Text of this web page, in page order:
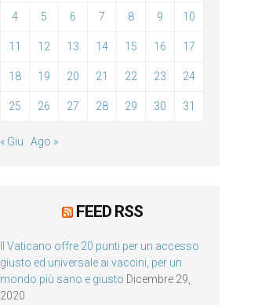
4 5 6 7 8 9 10
11 12 13 14 15 16 17
18 19 20 21 22 23 24
25 26 27 28 29 30 31
« Giu Ago »
FEED RSS
Il Vaticano offre 20 punti per un accesso
giusto ed universale ai vaccini, per un
mondo più sano e giusto Dicembre 29,
2020